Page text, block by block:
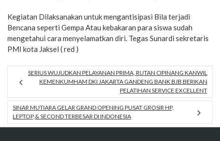
Kegiatan Dilaksanakan untuk mengantisipasi Bila terjadi
Bencana seperti Gempa Atau kebakaran para siswa sudah
mengetahui cara menyelamatkan diri. Tegas Sunardi sekretaris
PMI kota Jaksel ( red )
SERIUS WUJUDKAN PELAYANAN PRIMA, RUTAN CIPINANG KANWIL
KEMENKUMHAM DKI JAKARTA GANDENG BANK BJB BERIKAN
PELATIHAN SERVICE EXCELLENT
SINAR MUTIARA GELAR GRAND OPENING PUSAT GROSIR HP,
LEPTOP,& SECOND TERBESAR DI INDONESIA